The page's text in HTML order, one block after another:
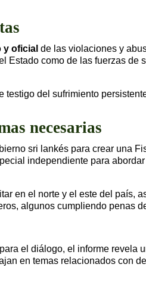
oficial de las violaciones y
Estado como de las fuerzas
del sufrimiento
necesarias
sri lankés para crear una
independiente para
en el norte y el este del país,
algunos cumpliendo penas
el diálogo, el informe revela
en temas relacionados con